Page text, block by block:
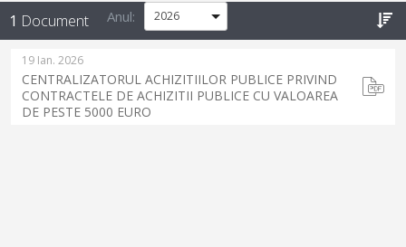
1 Document Anul:
19 Ian. 2026
CENTRALIZATORUL ACHIZITIILOR PUBLICE PRIVIND
CONTRACTELE DE ACHIZITII PUBLICE CU VALOAREA
DE PESTE 5000 EURO